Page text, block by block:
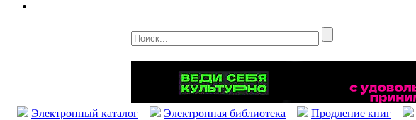
Электронный каталог Электронная библиотека Продление книг